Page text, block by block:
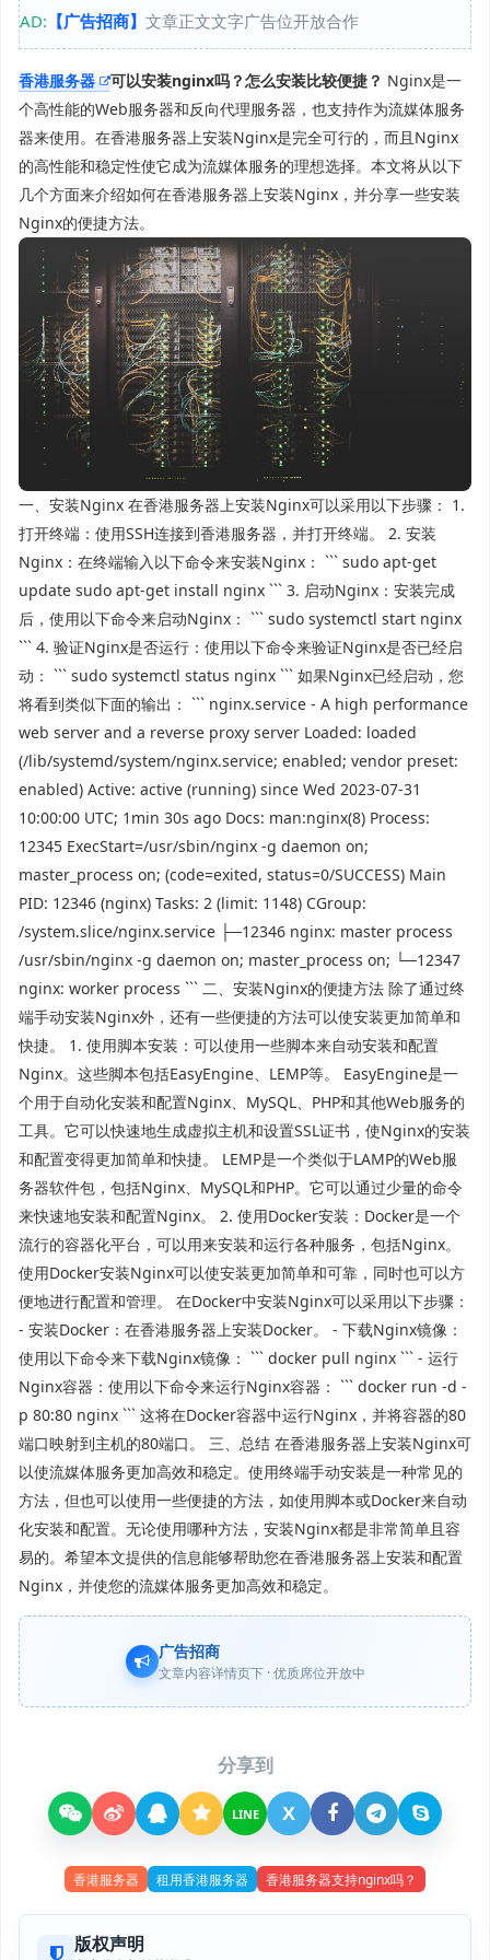
AD: 【广告招商】 文章正文文字广告位开放合作
香港服务器 可以安装nginx吗？怎么安装比较便捷？ Nginx是一
个高性能的Web服务器和反向代理服务器，也支持作为流媒体服务
器来使用。在香港服务器上安装Nginx是完全可行的，而且Nginx
的高性能和稳定性使它成为流媒体服务的理想选择。本文将从以下
几个方面来介绍如何在香港服务器上安装Nginx，并分享一些安装
Nginx的便捷方法。
一、安装Nginx 在香港服务器上安装Nginx可以采用以下步骤： 1.
打开终端：使用SSH连接到香港服务器，并打开终端。 2. 安装
Nginx：在终端输入以下命令来安装Nginx： ``` sudo apt-get
update sudo apt-get install nginx ``` 3. 启动Nginx：安装完成
后，使用以下命令来启动Nginx： ``` sudo systemctl start nginx
``` 4. 验证Nginx是否运行：使用以下命令来验证Nginx是否已经启
动： ``` sudo systemctl status nginx ``` 如果Nginx已经启动，您
将看到类似下面的输出： ``` nginx.service - A high performance
web server and a reverse proxy server Loaded: loaded
(/lib/systemd/system/nginx.service; enabled; vendor preset:
enabled) Active: active (running) since Wed 2023-07-31
10:00:00 UTC; 1min 30s ago Docs: man:nginx(8) Process:
12345 ExecStart=/usr/sbin/nginx -g daemon on;
master_process on; (code=exited, status=0/SUCCESS) Main
PID: 12346 (nginx) Tasks: 2 (limit: 1148) CGroup:
/system.slice/nginx.service ├─12346 nginx: master process
/usr/sbin/nginx -g daemon on; master_process on; └─12347
nginx: worker process ``` 二、安装Nginx的便捷方法 除了通过终
端手动安装Nginx外，还有一些便捷的方法可以使安装更加简单和
快捷。 1. 使用脚本安装：可以使用一些脚本来自动安装和配置
Nginx。这些脚本包括EasyEngine、LEMP等。 EasyEngine是一
个用于自动化安装和配置Nginx、MySQL、PHP和其他Web服务的
工具。它可以快速地生成虚拟主机和设置SSL证书，使Nginx的安装
和配置变得更加简单和快捷。 LEMP是一个类似于LAMP的Web服
务器软件包，包括Nginx、MySQL和PHP。它可以通过少量的命令
来快速地安装和配置Nginx。 2. 使用Docker安装：Docker是一个
流行的容器化平台，可以用来安装和运行各种服务，包括Nginx。
使用Docker安装Nginx可以使安装更加简单和可靠，同时也可以方
便地进行配置和管理。 在Docker中安装Nginx可以采用以下步骤：
- 安装Docker：在香港服务器上安装Docker。 - 下载Nginx镜像：
使用以下命令来下载Nginx镜像： ``` docker pull nginx ``` - 运行
Nginx容器：使用以下命令来运行Nginx容器： ``` docker run -d -
p 80:80 nginx ``` 这将在Docker容器中运行Nginx，并将容器的80
端口映射到主机的80端口。 三、总结 在香港服务器上安装Nginx可
以使流媒体服务更加高效和稳定。使用终端手动安装是一种常见的
方法，但也可以使用一些便捷的方法，如使用脚本或Docker来自动
化安装和配置。无论使用哪种方法，安装Nginx都是非常简单且容
易的。希望本文提供的信息能够帮助您在香港服务器上安装和配置
Nginx，并使您的流媒体服务更加高效和稳定。
广告招商
文章内容详情页下 · 优质席位开放中
分享到
LINE X
香港服务器 租用香港服务器 香港服务器支持nginx吗？
版权声明